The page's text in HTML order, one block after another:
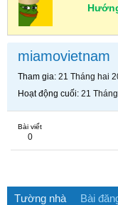
miamovietnam
Tham gia 21 Tháng hai
Hoạt động cuối 21
Bài viết
0
Tường nhà Bài